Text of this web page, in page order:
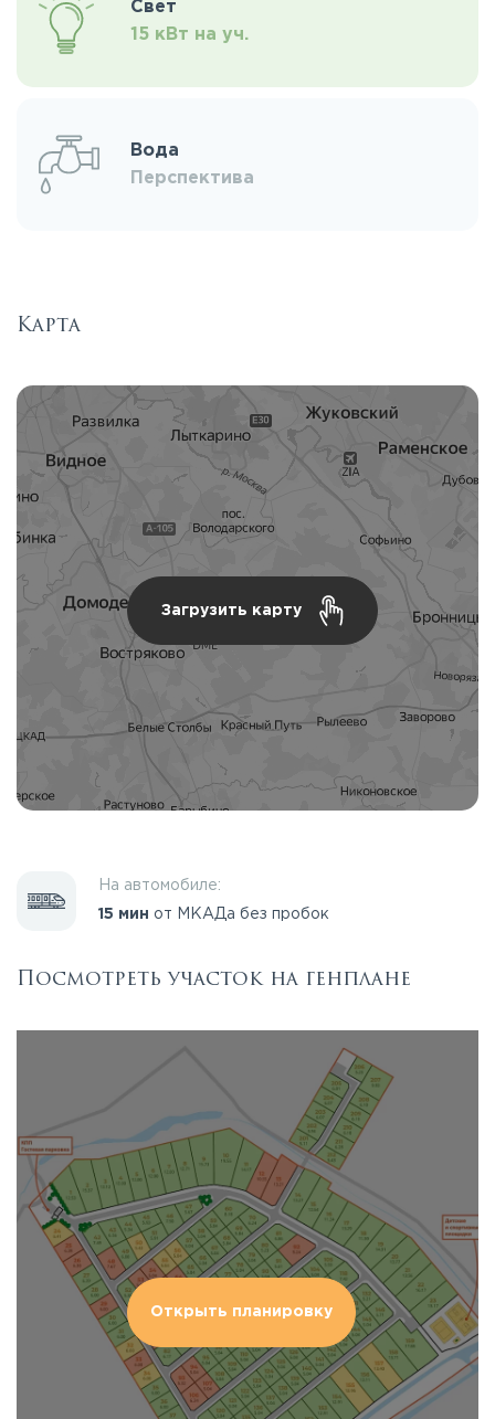
Свет
15 кВт на уч.
Вода
Перспектива
Карта
Загрузить карту
На автомобиле:
15 мин от МКАДа без пробок
Посмотреть участок на генплане
Открыть планировку